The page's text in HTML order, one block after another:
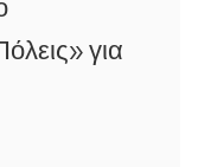
για